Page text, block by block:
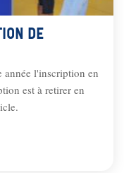
de
année l'inscription en
est à retirer en